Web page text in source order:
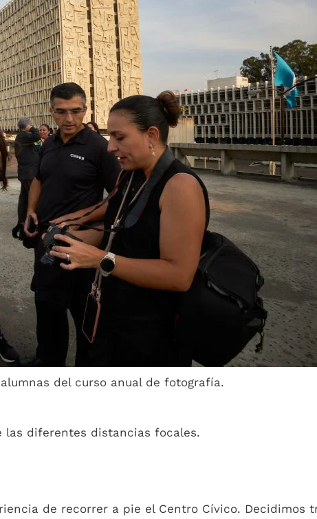
del curso anual de fotografía.
las diferentes distancias focales.
de recorrer a pie el Centro Cívico. Decidimos